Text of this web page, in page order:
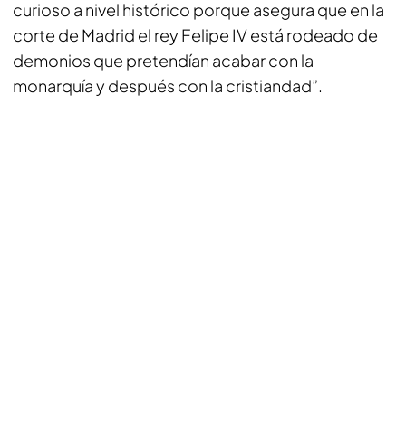
curioso a nivel histórico porque asegura que en la
corte de Madrid el rey Felipe IV está rodeado de
demonios que pretendían acabar con la
monarquía y después con la cristiandad”.